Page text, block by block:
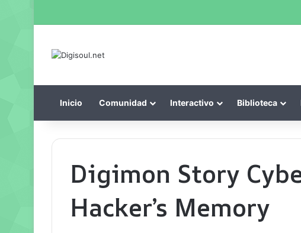
Inicio Comunidad Interactivo Biblioteca
Digimon Story
Hacker’s Memory